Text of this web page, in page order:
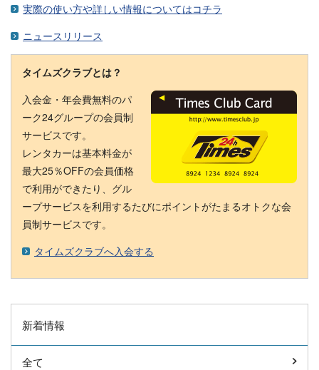
実際の使い方や詳しい情報についてはコチラ
ニュースリリース
タイムズクラブとは？
入会金・年会費無料のパ
ーク24グループの会員制
サービスです。
レンタカーは基本料金が
最大25％OFFの会員価格
で利用ができたり、グル
ープサービスを利用するたびにポイントがたまるオトクな会
員制サービスです。
タイムズクラブへ入会する
新着情報
全て